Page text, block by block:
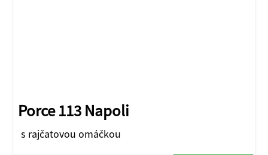
Porce 113 Napoli
s rajčatovou omáčkou